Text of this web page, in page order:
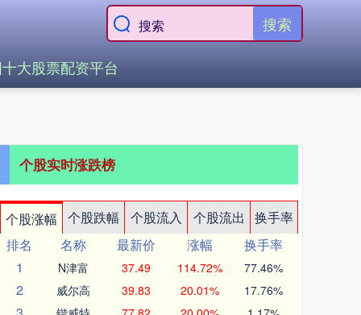
搜索
大股票配资平台
个股实时涨跌榜
个股涨幅 个股跌幅 个股流入 个股流出
换手率
排名
名称 最新价 涨幅
换手率
1
N津富 37.49 114.72% 77.46%
2 威尔高 39.83 20.01% 17.76%